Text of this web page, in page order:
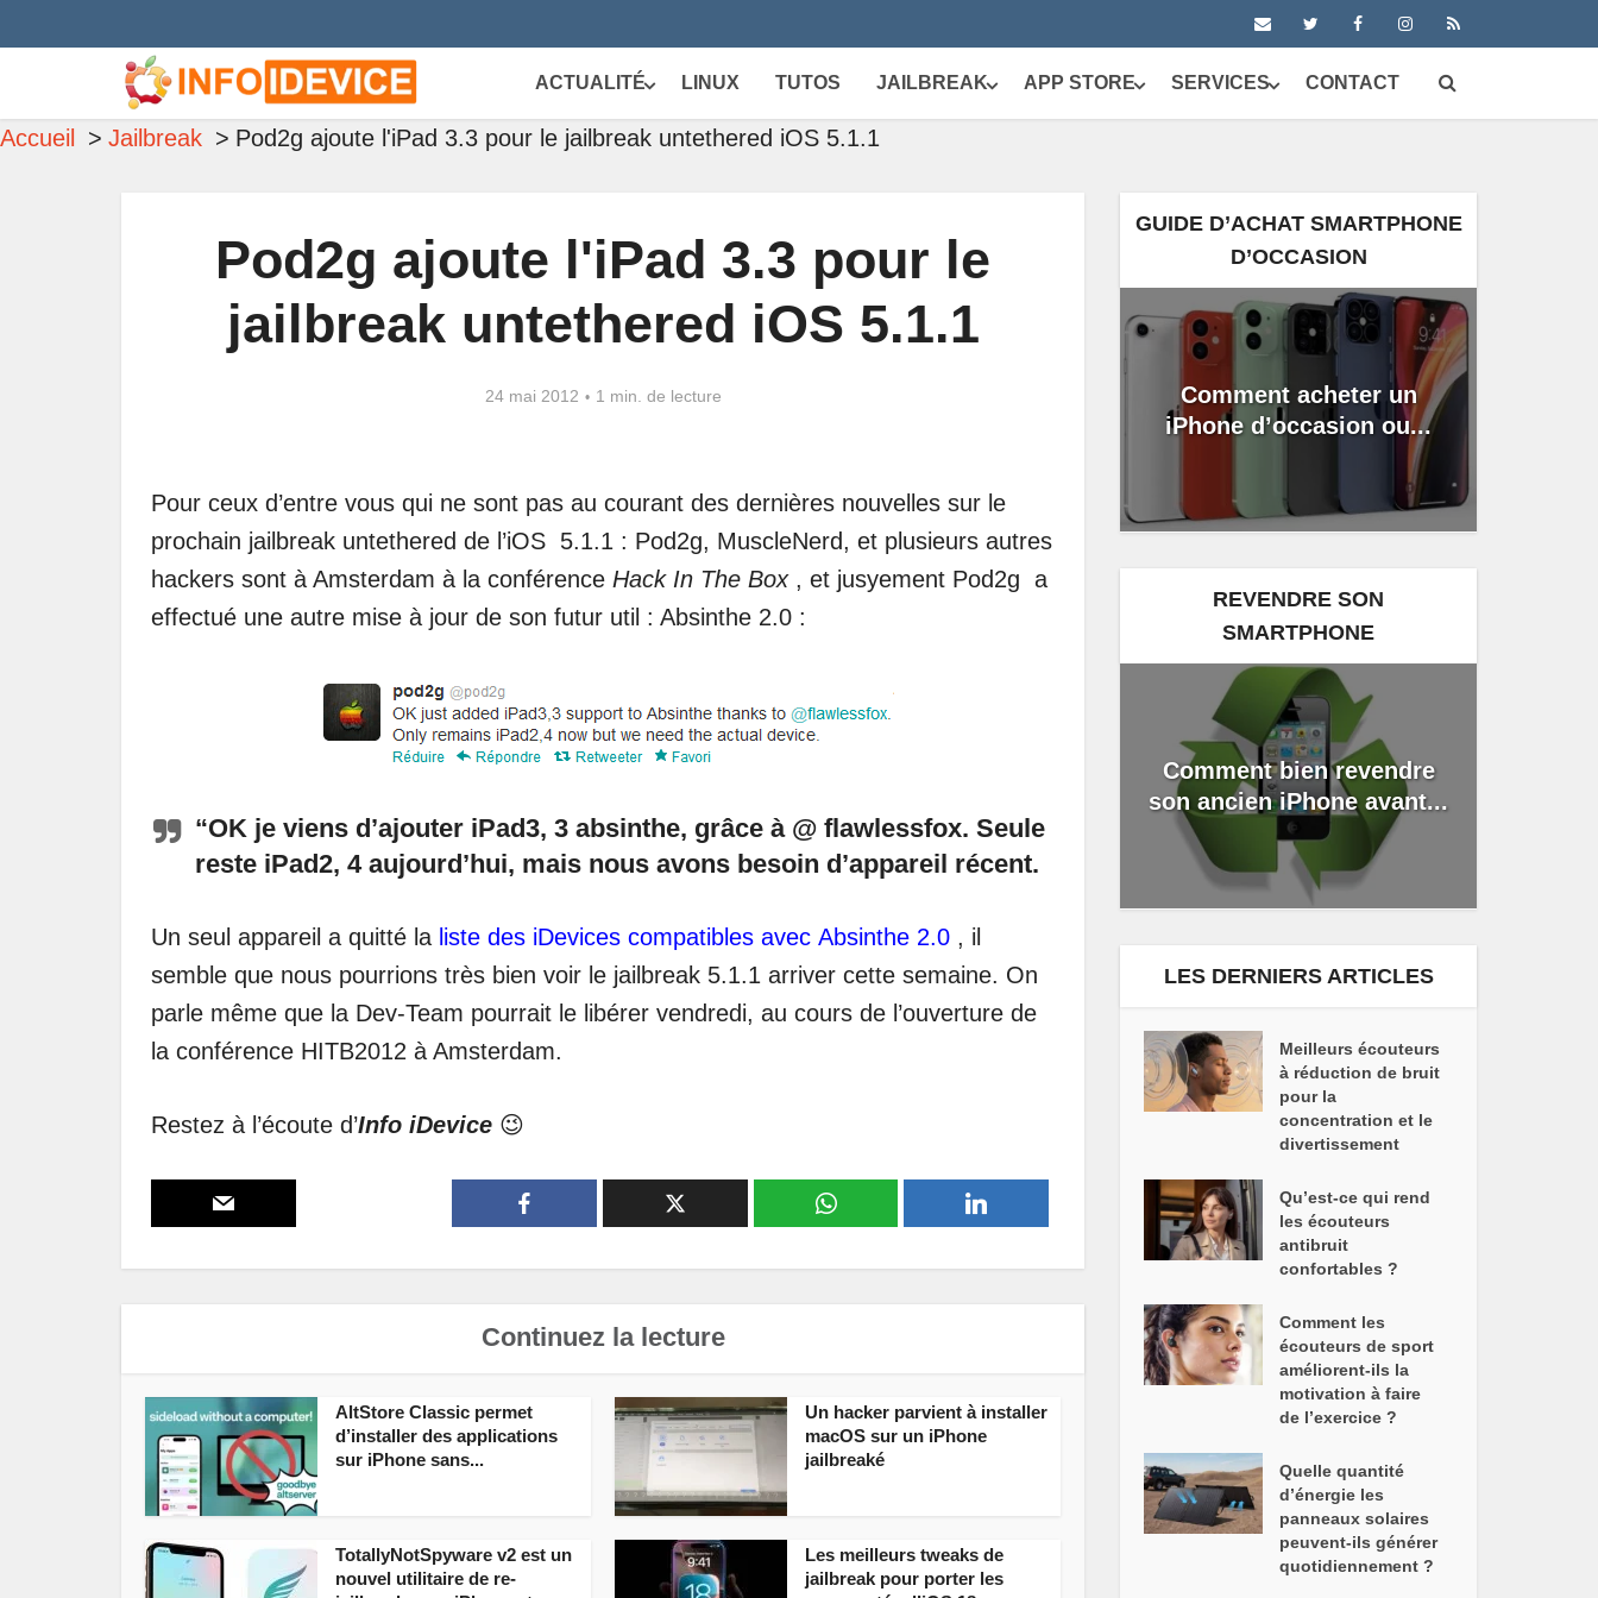
ACTUALITÉ LINUX TUTOS JAILBREAK APP STORE SERVICES CONTACT
Accueil Jailbreak Pod2g ajoute l'iPad 3.3 pour le jailbreak untethered iOS 5.1.1
Pod2g ajoute l'iPad 3.3 pour le
jailbreak untethered iOS 5.1.1
24 mai 2012 1 min. de lecture
Pour ceux d’entre vous qui ne sont pas au courant des dernières nouvelles sur le
prochain jailbreak untethered de l’iOS 5.1.1 : Pod2g, MuscleNerd, et plusieurs autres
hackers sont à Amsterdam à la conférence Hack In The Box, et jusyement Pod2g a
effectué une autre mise à jour de son futur util : Absinthe 2.0 :
“OK je viens d’ajouter iPad3, 3 absinthe, grâce à @ flawlessfox. Seule
reste iPad2, 4 aujourd’hui, mais nous avons besoin d’appareil récent.
Un seul appareil a quitté la liste des iDevices compatibles avec Absinthe 2.0 , il
semble que nous pourrions très bien voir le jailbreak 5.1.1 arriver cette semaine. On
parle même que la Dev-Team pourrait le libérer vendredi, au cours de l’ouverture de
la conférence HITB2012 à Amsterdam.
Restez à l’écoute d’Info iDevice 😉
Continuez la lecture
AltStore Classic permet
d’installer des applications
sur iPhone sans...
Un hacker parvient à installer
macOS sur un iPhone
jailbreaké
TotallyNotSpyware v2 est un
nouvel utilitaire de re-
Les meilleurs tweaks de
jailbreak pour porter les
GUIDE D’ACHAT SMARTPHONE
D’OCCASION
Comment acheter un
iPhone d’occasion ou...
REVENDRE SON
SMARTPHONE
Comment bien revendre
son ancien iPhone avant...
LES DERNIERS ARTICLES
Meilleurs écouteurs
à réduction de bruit
pour la
concentration et le
divertissement
Qu’est-ce qui rend
les écouteurs
antibruit
confortables ?
Comment les
écouteurs de sport
améliorent-ils la
motivation à faire
de l’exercice ?
Quelle quantité
d’énergie les
panneaux solaires
peuvent-ils générer
quotidiennement ?